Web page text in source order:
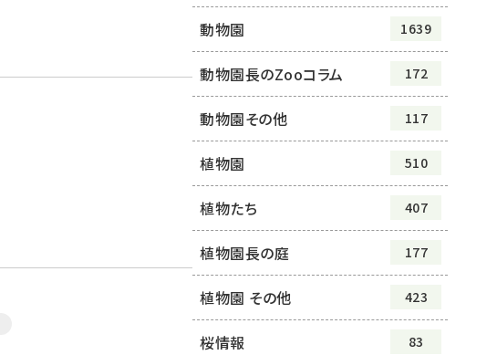
動物園 1639
動物園長のZooコラム 172
動物園その他 117
植物園 510
植物たち 407
植物園長の庭 177
植物園 その他 423
桜情報 83